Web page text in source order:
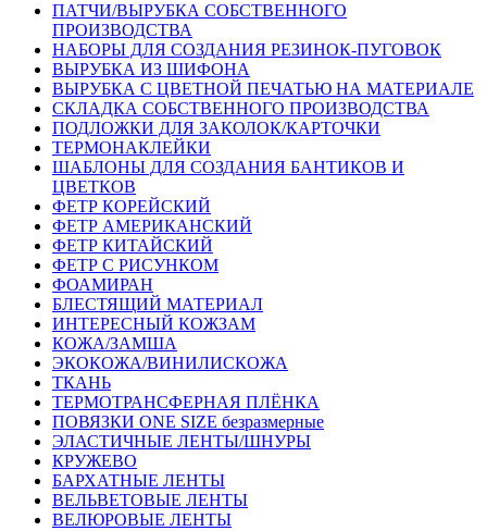
ПАТЧИ/ВЫРУБКА СОБСТВЕННОГО
ПРОИЗВОДСТВА
НАБОРЫ ДЛЯ СОЗДАНИЯ РЕЗИНОК-ПУГОВОК
ВЫРУБКА ИЗ ШИФОНА
ВЫРУБКА С ЦВЕТНОЙ ПЕЧАТЬЮ НА МАТЕРИАЛЕ
СКЛАДКА СОБСТВЕННОГО ПРОИЗВОДСТВА
ПОДЛОЖКИ ДЛЯ ЗАКОЛОК/КАРТОЧКИ
ТЕРМОНАКЛЕЙКИ
ШАБЛОНЫ ДЛЯ СОЗДАНИЯ БАНТИКОВ И
ЦВЕТКОВ
ФЕТР КОРЕЙСКИЙ
ФЕТР АМЕРИКАНСКИЙ
ФЕТР КИТАЙСКИЙ
ФЕТР С РИСУНКОМ
ФОАМИРАН
БЛЕСТЯЩИЙ МАТЕРИАЛ
ИНТЕРЕСНЫЙ КОЖЗАМ
КОЖА/ЗАМША
ЭКОКОЖА/ВИНИЛИСКОЖА
ТКАНЬ
ТЕРМОТРАНСФЕРНАЯ ПЛЁНКА
ПОВЯЗКИ ONE SIZE безразмерные
ЭЛАСТИЧНЫЕ ЛЕНТЫ/ШНУРЫ
КРУЖЕВО
БАРХАТНЫЕ ЛЕНТЫ
ВЕЛЬВЕТОВЫЕ ЛЕНТЫ
ВЕЛЮРОВЫЕ ЛЕНТЫ